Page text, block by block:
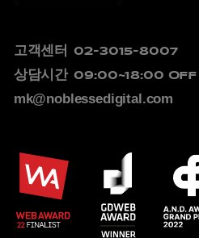
고객센터 02-3015-8007
상담시간 09:00~18:00
mk@noblessedigital.com